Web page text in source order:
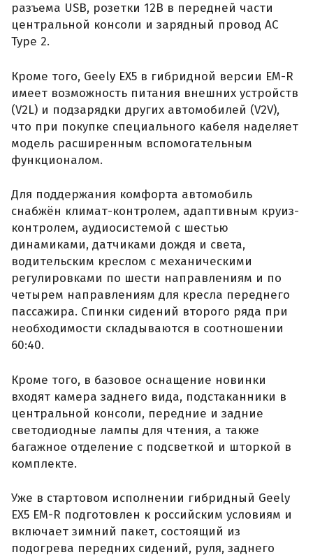
разъема USB, розетки 12В в передней части
центральной консоли и зарядный провод AC
Type 2.
Кроме того, Geely EX5 в гибридной версии EM-R
имеет возможность питания внешних устройств
(V2L) и подзарядки других автомобилей (V2V),
что при покупке специального кабеля наделяет
модель расширенным вспомогательным
функционалом.
Для поддержания комфорта автомобиль
снабжён климат-контролем, адаптивным круиз-
контролем, аудиосистемой с шестью
динамиками, датчиками дождя и света,
водительским креслом с механическими
регулировками по шести направлениям и по
четырем направлениям для кресла переднего
пассажира. Спинки сидений второго ряда при
необходимости складываются в соотношении
60:40.
Кроме того, в базовое оснащение новинки
входят камера заднего вида, подстаканники в
центральной консоли, передние и задние
светодиодные лампы для чтения, а также
багажное отделение с подсветкой и шторкой в
комплекте.
Уже в стартовом исполнении гибридный Geely
EX5 EM-R подготовлен к российским условиям и
включает зимний пакет, состоящий из
подогрева передних сидений, руля, заднего